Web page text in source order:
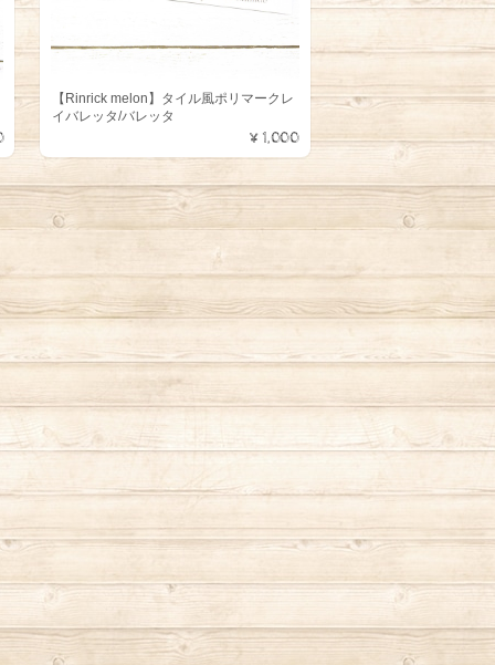
【Rinrick melon】タイル風ポリマークレ
イバレッタ/バレッタ
¥1,000